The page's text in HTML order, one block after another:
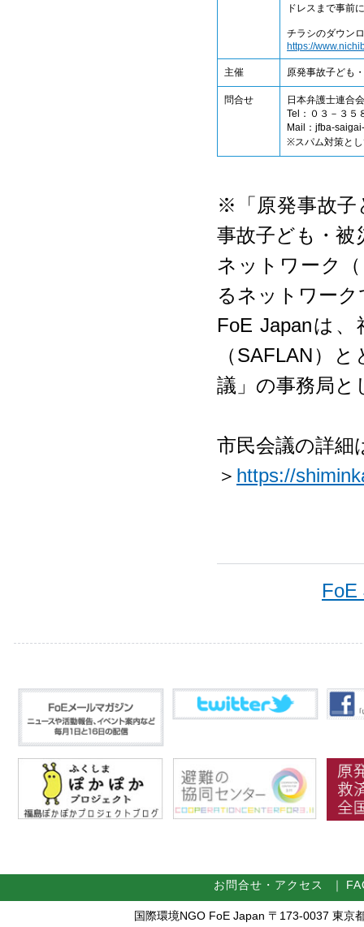
ドレスまで事前
チラシのダウン
https://
主催 原発事故子ども
問合せ
日本弁護士連合
Tel：０３－３５
Mail：jfba-
※スパム対策と
※「原発事故子
事故子ども・被
ネットワーク
るネットワーク
FoE Japanは
（SAFLAN）
議」の事務局と
市民会議の詳細
＞ https://
FoE
お問合せ・アクセス
国際環境NGO FoE Japan 〒173-0037 東